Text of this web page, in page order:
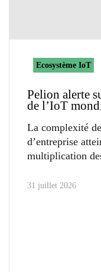
Ecosystème IoT
Pelion alerte
de l’IoT
La complexité
d’entreprise
multiplication
31 juillet 2026